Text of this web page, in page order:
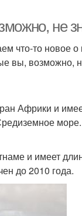
не
что-то новое о
вы, возможно,
Африки и
море.
и имеет
до 2010 года.